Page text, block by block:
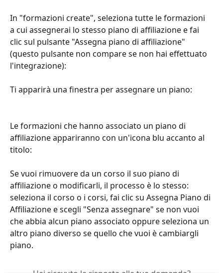
In "formazioni create", seleziona tutte le formazioni
a cui assegnerai lo stesso piano di affiliazione e fai
clic sul pulsante "Assegna piano di affiliazione"
(questo pulsante non compare se non hai effettuato
l'integrazione):
Ti apparirà una finestra per assegnare un piano:
Le formazioni che hanno associato un piano di
affiliazione appariranno con un'icona blu accanto al
titolo:
Se vuoi rimuovere da un corso il suo piano di
affiliazione o modificarli, il processo è lo stesso:
seleziona il corso o i corsi, fai clic su Assegna Piano di
Affiliazione e scegli "Senza assegnare" se non vuoi
che abbia alcun piano associato oppure seleziona un
altro piano diverso se quello che vuoi è cambiargli
piano.